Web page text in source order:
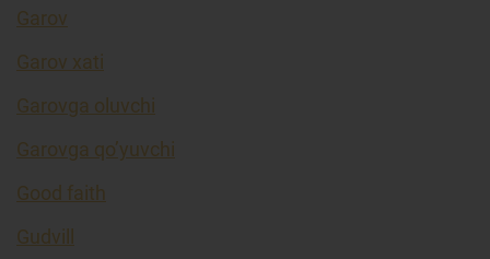
Garov
Garov xati
Garovga oluvchi
Garovga qo’yuvchi
Good faith
Gudvill